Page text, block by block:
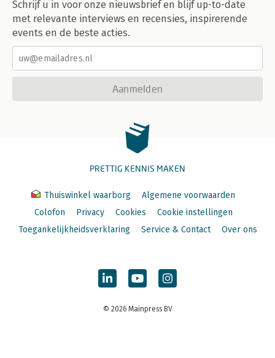
Schrijf u in voor onze nieuwsbrief en blijf up-to-date
met relevante interviews en recensies, inspirerende
events en de beste acties.
Aanmelden
PRETTIG KENNIS MAKEN
Thuiswinkel waarborg
Algemene voorwaarden
Colofon
Privacy Cookies
Cookie instellingen
Toegankelijkheidsverklaring
Service & Contact Over ons
© 2026 Mainpress BV